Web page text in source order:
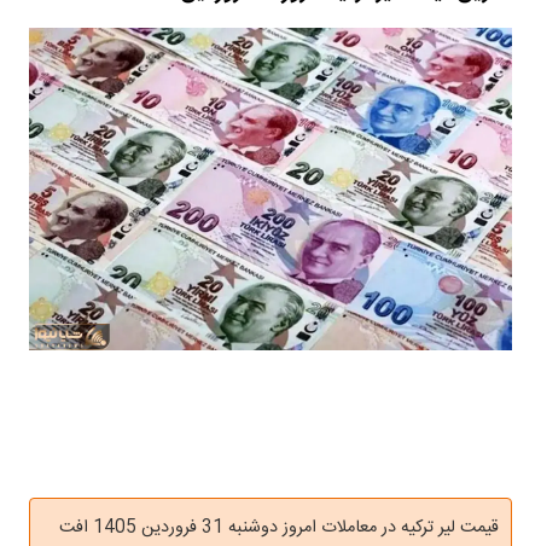
قیمت لیر ترکیه در معاملات امروز دوشنبه 31 فروردین 1405 افت